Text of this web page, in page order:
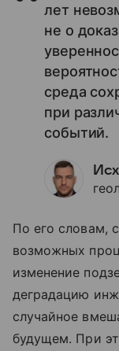
лет
не о
среда
при
событий.
По его словам,
возможных
изменение
деградацию
случайное
будущем. При